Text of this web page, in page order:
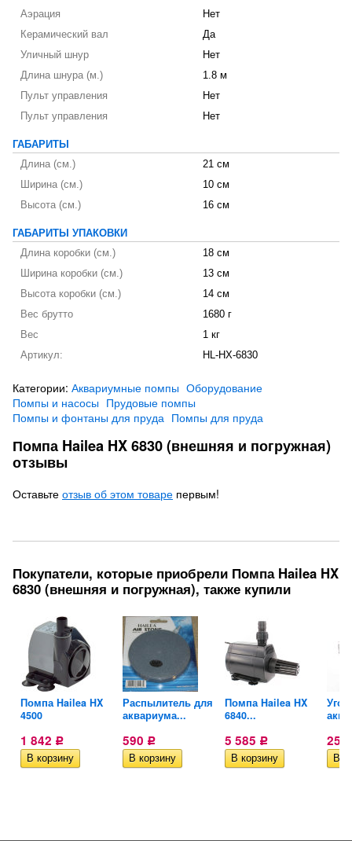
Аэрация
Нет
Керамический вал
Да
Уличный шнур
Нет
Длина шнура (м.)
1.8 м
Пульт управления
Нет
Пульт управления
Нет
ГАБАРИТЫ
Длина (см.)
21 см
Ширина (см.)
10 см
Высота (см.)
16 см
ГАБАРИТЫ УПАКОВКИ
Длина коробки (см.)
18 см
Ширина коробки (см.)
13 см
Высота коробки (см.)
14 см
Вес брутто
1680 г
Вес
1 кг
Артикул:
HL-HX-6830
Категории: Аквариумные помпы Оборудование
Помпы и насосы Прудовые помпы
Помпы и фонтаны для пруда Помпы для пруда
Помпа Hailea HX 6830 (внешняя и погружная)
отзывы
Оставьте отзыв об этом товаре первым!
Покупатели, которые приобрели Помпа Hailea HX
6830 (внешняя и погружная), также купили
Помпа Hailea HX
4500
1 842 Р
Распылитель для
аквариума...
590 Р
Помпа Hailea HX
6840...
5 585 Р 255